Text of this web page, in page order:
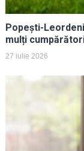
Popești-
mulți
27 iulie 2026